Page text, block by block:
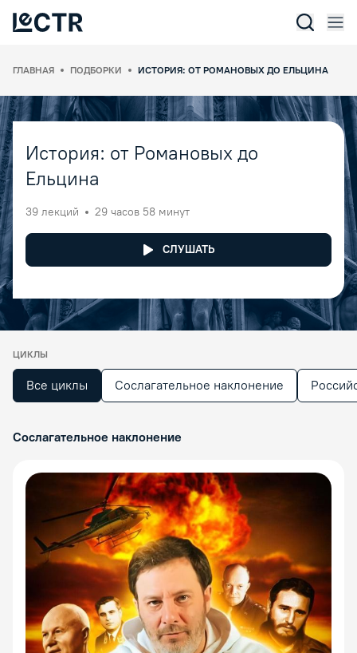
ГЛАВНАЯ ПОДБОРКИ ИСТОРИЯ: ОТ РОМАНОВЫХ ДО ЕЛЬЦИНА
История: от Романовых до
Ельцина
39 лекций 29 часов 58 минут
СЛУШАТЬ
ЦИКЛЫ
Все циклы Сослагательное наклонение
Сослагательное наклонение